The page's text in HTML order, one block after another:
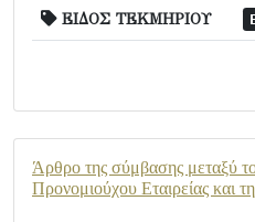
ΕΙΔΟΣ ΤΕΚΜΗΡΙΟΥ
Άρθρο της σύμβασης μεταξύ
Προνομιούχου Εταιρείας και